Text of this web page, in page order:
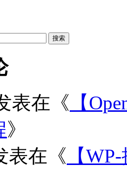
表在《 【
》
表在《 【